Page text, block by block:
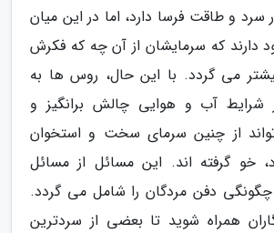
و طاقت فرسا دارد، اما در این میان
دارند که سرمایشان از آن چه که فکرش
می گردد. با این حال، روس ها به
شرایط آب و هوایی چالش برانگیز و
از چنین سرمای سخت و استخوان
خو گرفته اند. این مسائل از مسائل
چگونگی دفن مردگان را شامل می گردد.
همراه شوید تا بعضی از سردترین